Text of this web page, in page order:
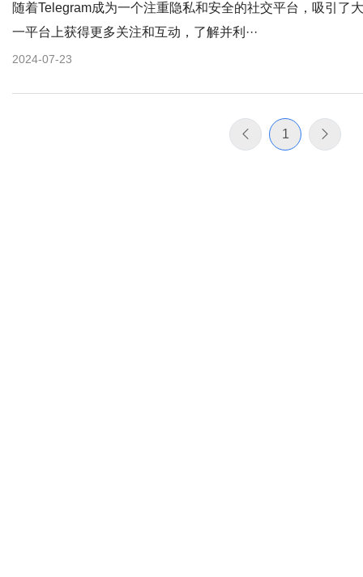
随着Telegram成为一个注重隐私和安全的社交平台，吸引了
一平台上获得更多关注和互动，了解并利···
2024-07-23
1